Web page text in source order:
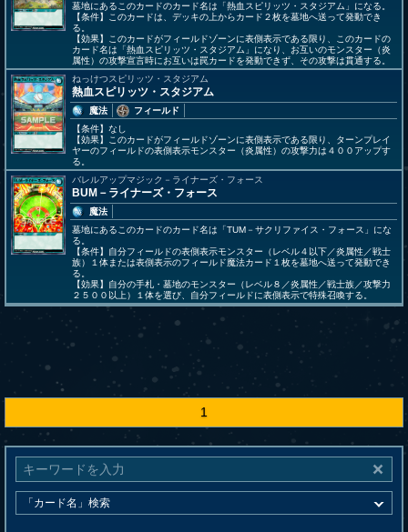
墓地にあるこのカードのカード名は「熱血スピリッツ・スタジアム」になる。
【条件】このカードは、デッキの上からカード２枚を墓地へ送って発動でき
る。
【効果】このカードがフィールドゾーンに表側表示である限り、このカードの
カード名は「熱血スピリッツ・スタジアム」になり、お互いのモンスター（炎
属性）の攻撃宣言時にお互いは罠カードを発動できず、その攻撃は貫通する。
ねっけつスピリッツ・スタジアム
熱血スピリッツ・スタジアム
魔法
フィールド
【条件】なし
【効果】このカードがフィールドゾーンに表側表示である限り、ターンプレイ
ヤーのフィールドの表側表示モンスター（炎属性）の攻撃力は４００アップす
る。
バレルアップマジック－ライナーズ・フォース
BUM－ライナーズ・フォース
魔法
墓地にあるこのカードのカード名は「TUM－サクリファイス・フォース」にな
る。
【条件】自分フィールドの表側表示モンスター（レベル４以下／炎属性／戦士
族）１体または表側表示のフィールド魔法カード１枚を墓地へ送って発動でき
る。
【効果】自分の手札・墓地のモンスター（レベル８／炎属性／戦士族／攻撃力
２５００以上）１体を選び、自分フィールドに表側表示で特殊召喚する。
1